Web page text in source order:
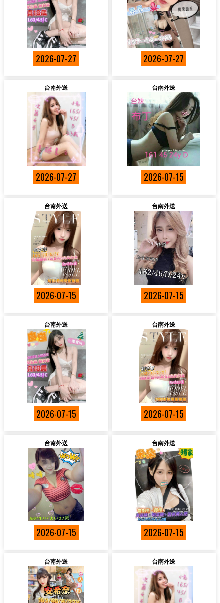
2026-07-27 2026-07-27
台南外送
2026-07-27
台南外送
2026-07-15
台南外送
2026-07-15
台南外送
2026-07-15
台南外送
2026-07-15
台南外送
2026-07-15
台南外送
2026-07-15
台南外送
2026-07-15
台南外送 台南外送